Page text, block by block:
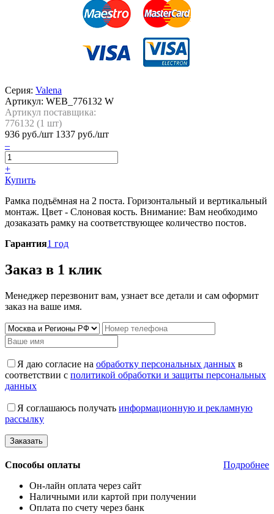
Серия: Valena
Артикул: WEB_776132 W
Артикул поставщика:
776132 (1 шт)
936 руб./шт 1337 руб./шт
–
+
Купить
Рамка подъёмная на 2 поста. Горизонтальный и вертикальный
монтаж. Цвет - Слоновая кость. Внимание: Вам необходимо
дозаказать рамку на соответствующее количество постов.
Гарантия1 год
Заказ в 1 клик
Менеджер перезвонит вам, узнает все детали и сам оформит
заказ на ваше имя.
Я даю согласие на обработку персональных данных в
соответствии с политикой обработки и защиты персональных
данных
Я соглашаюсь получать информационную и рекламную
рассылку
Способы оплаты
Подробнее
Он-лайн оплата через сайт
Наличными или картой при получении
Оплата по счету через банк